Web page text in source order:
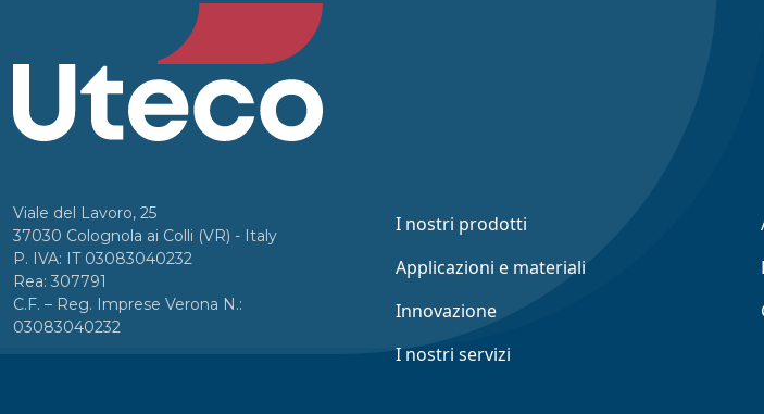
Viale del Lavoro, 25
37030 Colognola ai Colli (VR) - Italy
P. IVA: IT 03083040232
Rea: 307791
C.F. – Reg. Imprese Verona N.:
03083040232
I nostri prodotti
Applicazioni e materiali
Innovazione
I nostri servizi